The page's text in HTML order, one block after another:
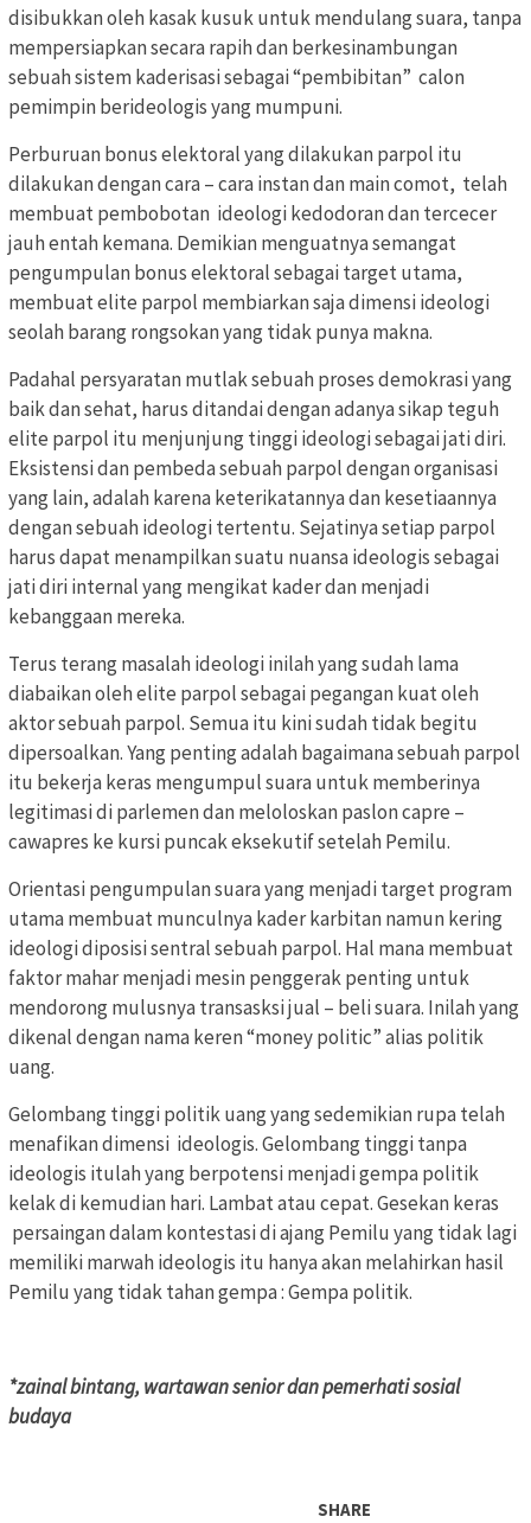
disibukkan oleh kasak kusuk untuk mendulang suara, tanpa
mempersiapkan secara rapih dan berkesinambungan
sebuah sistem kaderisasi sebagai “pembibitan” calon
pemimpin berideologis yang mumpuni.
Perburuan bonus elektoral yang dilakukan parpol itu
dilakukan dengan cara – cara instan dan main comot, telah
membuat pembobotan ideologi kedodoran dan tercecer
jauh entah kemana. Demikian menguatnya semangat
pengumpulan bonus elektoral sebagai target utama,
membuat elite parpol membiarkan saja dimensi ideologi
seolah barang rongsokan yang tidak punya makna.
Padahal persyaratan mutlak sebuah proses demokrasi yang
baik dan sehat, harus ditandai dengan adanya sikap teguh
elite parpol itu menjunjung tinggi ideologi sebagai jati diri.
Eksistensi dan pembeda sebuah parpol dengan organisasi
yang lain, adalah karena keterikatannya dan kesetiaannya
dengan sebuah ideologi tertentu. Sejatinya setiap parpol
harus dapat menampilkan suatu nuansa ideologis sebagai
jati diri internal yang mengikat kader dan menjadi
kebanggaan mereka.
Terus terang masalah ideologi inilah yang sudah lama
diabaikan oleh elite parpol sebagai pegangan kuat oleh
aktor sebuah parpol. Semua itu kini sudah tidak begitu
dipersoalkan. Yang penting adalah bagaimana sebuah parpol
itu bekerja keras mengumpul suara untuk memberinya
legitimasi di parlemen dan meloloskan paslon capre –
cawapres ke kursi puncak eksekutif setelah Pemilu.
Orientasi pengumpulan suara yang menjadi target program
utama membuat munculnya kader karbitan namun kering
ideologi diposisi sentral sebuah parpol. Hal mana membuat
faktor mahar menjadi mesin penggerak penting untuk
mendorong mulusnya transasksi jual – beli suara. Inilah yang
dikenal dengan nama keren “money politic” alias politik
uang.
Gelombang tinggi politik uang yang sedemikian rupa telah
menafikan dimensi ideologis. Gelombang tinggi tanpa
ideologis itulah yang berpotensi menjadi gempa politik
kelak di kemudian hari. Lambat atau cepat. Gesekan keras
persaingan dalam kontestasi di ajang Pemilu yang tidak lagi
memiliki marwah ideologis itu hanya akan melahirkan hasil
Pemilu yang tidak tahan gempa : Gempa politik.
*zainal bintang, wartawan senior dan pemerhati sosial
budaya
SHARE